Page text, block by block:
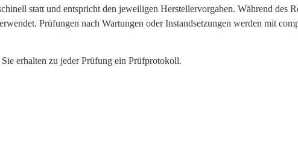
statt und entspricht den jeweiligen Herstellervorgaben. Während des
Prüfungen nach Wartungen oder Instandsetzungen werden mit
erhalten zu jeder Prüfung ein Prüfprotokoll.